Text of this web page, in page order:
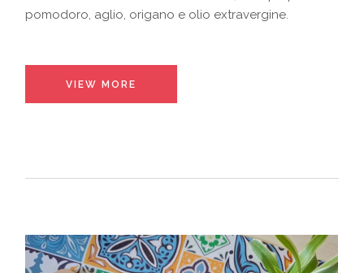
pomodoro, aglio, origano e olio extravergine.
VIEW MORE